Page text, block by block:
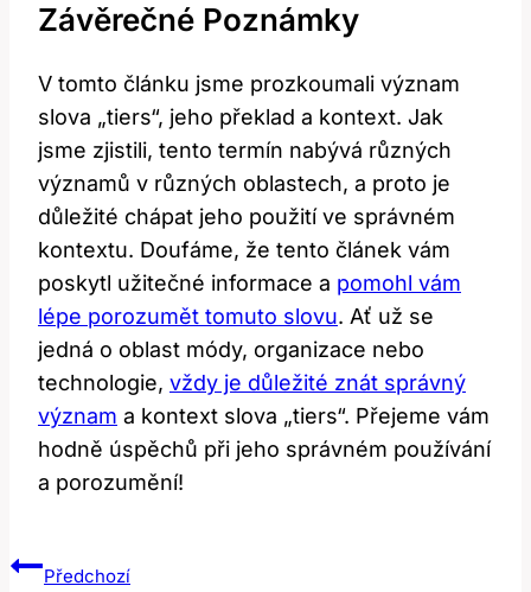
Závěrečné Poznámky
V tomto článku jsme prozkoumali význam
slova „tiers“, jeho překlad a kontext. Jak
jsme zjistili, tento termín nabývá různých
významů v různých oblastech, a proto je
důležité chápat jeho použití ve správném
kontextu. Doufáme, že tento článek vám
poskytl užitečné informace a pomohl vám
lépe porozumět tomuto slovu. Ať už se
jedná o oblast módy, organizace nebo
technologie, vždy je důležité znát správný
význam a kontext slova „tiers“. Přejeme vám
hodně úspěchů při jeho správném používání
a porozumění!
Navigace
Předchozí